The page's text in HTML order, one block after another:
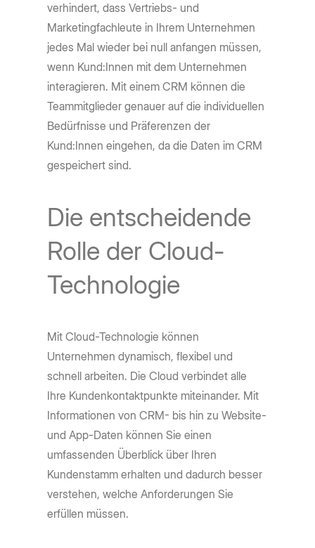
verhindert, dass Vertriebs- und
Marketingfachleute in Ihrem Unternehmen
jedes Mal wieder bei null anfangen müssen,
wenn Kund:Innen mit dem Unternehmen
interagieren. Mit einem CRM können die
Teammitglieder genauer auf die individuellen
Bedürfnisse und Präferenzen der
Kund:Innen eingehen, da die Daten im CRM
gespeichert sind.
Die entscheidende
Rolle der Cloud-
Technologie
Mit Cloud-Technologie können
Unternehmen dynamisch, flexibel und
schnell arbeiten. Die Cloud verbindet alle
Ihre Kundenkontaktpunkte miteinander. Mit
Informationen von CRM- bis hin zu Website-
und App-Daten können Sie einen
umfassenden Überblick über Ihren
Kundenstamm erhalten und dadurch besser
verstehen, welche Anforderungen Sie
erfüllen müssen.